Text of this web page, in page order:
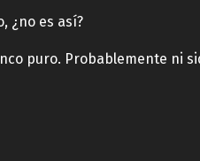
¿no es así?
puro. Probablemente ni